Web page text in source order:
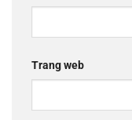
Trang web